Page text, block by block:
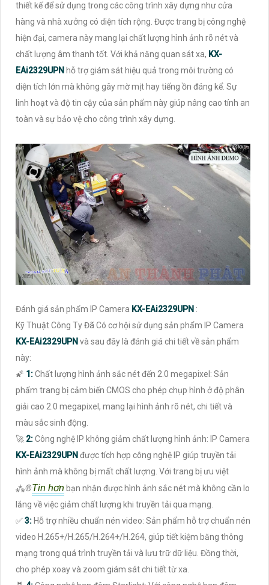
thiết kế để sử dụng trong các công trình xây dựng như cửa
hàng và nhà xưởng có diện tích rộng. Được trang bị công nghệ
hiện đại, camera này mang lại chất lượng hình ảnh rõ nét và
chất lượng âm thanh tốt. Với khả năng quan sát xa, KX-
EAi2329UPN hỗ trợ giám sát hiệu quả trong môi trường có
diện tích lớn mà không gây mờ mịt hay tiếng ồn đáng kể. Sự
linh hoạt và độ tin cậy của sản phẩm này giúp nâng cao tính an
toàn và sự bảo vệ cho công trình xây dựng.
Đánh giá sản phẩm IP Camera KX-EAi2329UPN :
Kỹ Thuật Công Ty Đã Có cơ hội sử dụng sản phẩm IP Camera
KX-EAi2329UPN và sau đây là đánh giá chi tiết về sản phẩm
này:
🌠 1:Chất lượng hình ảnh sắc nét đến 2.0 megapixel: Sản
phẩm trang bị cảm biến CMOS cho phép chụp hình ở độ phân
giải cao 2.0 megapixel, mang lại hình ảnh rõ nét, chi tiết và
màu sắc sinh động.
🚀 2:Công nghệ IP không giảm chất lượng hình ảnh: IP Camera
KX-EAi2329UPN được tích hợp công nghệ IP giúp truyền tải
hình ảnh mà không bị mất chất lượng. Với trang bị ưu việt
⁂®️Tin hơn bạn nhận được hình ảnh sắc nét mà không cần lo
lắng về việc giảm chất lượng khi truyền tải qua mạng.
️✅3: Hỗ trợ nhiều chuẩn nén video: Sản phẩm hỗ trợ chuẩn nén
video H.265+/H.265/H.264+/H.264, giúp tiết kiệm băng thông
mạng trong quá trình truyền tải và lưu trữ dữ liệu. Đồng thời,
cho phép xoay và zoom giám sát chi tiết từ xa.